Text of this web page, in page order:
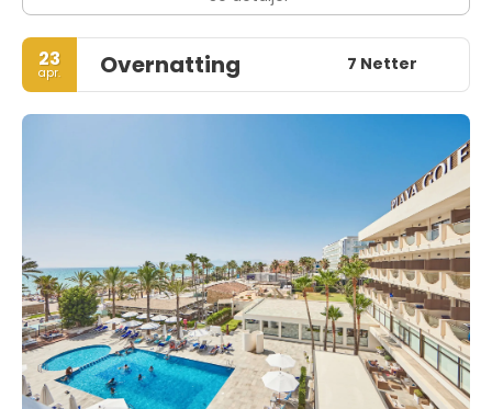
23
apr. Overnatting 7 Netter